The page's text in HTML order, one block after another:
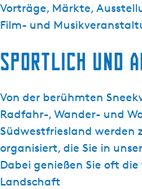
a
n
r
e
s
l
a
n
d
Vorträge, Märkte,
Film- und
Sportlich und
Von der berühmten
Radfahr-, Wander- und
Südwestfriesland werden
organisiert, die Sie in
Dabei genießen Sie oft
Landschaft